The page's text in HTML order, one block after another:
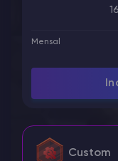
Mensal
Custom